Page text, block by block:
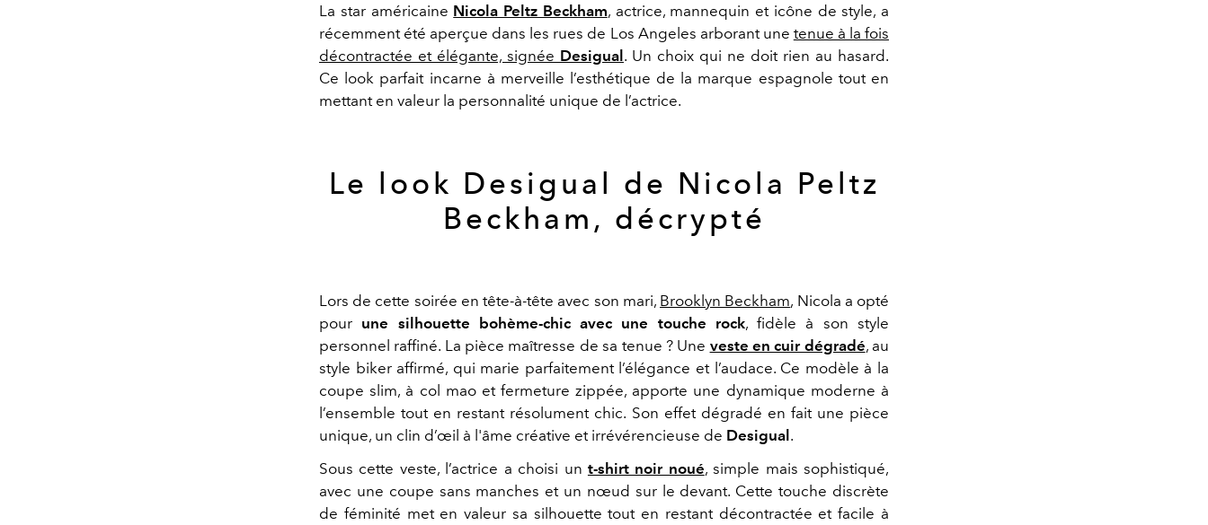
La star américaine Nicola Peltz Beckham, actrice, mannequin et icône de style, a
récemment été aperçue dans les rues de Los Angeles arborant une tenue à la fois
décontractée et élégante, signée Desigual. Un choix qui ne doit rien au hasard.
Ce look parfait incarne à merveille l’esthétique de la marque espagnole tout en
mettant en valeur la personnalité unique de l’actrice.
Le look Desigual de Nicola Peltz
Beckham, décrypté
Lors de cette soirée en tête-à-tête avec son mari, Brooklyn Beckham, Nicola a opté
pour une silhouette bohème-chic avec une touche rock, fidèle à son style
personnel raffiné. La pièce maîtresse de sa tenue ? Une veste en cuir dégradé, au
style biker affirmé, qui marie parfaitement l’élégance et l’audace. Ce modèle à la
coupe slim, à col mao et fermeture zippée, apporte une dynamique moderne à
l’ensemble tout en restant résolument chic. Son effet dégradé en fait une pièce
unique, un clin d’œil à l'âme créative et irrévérencieuse de Desigual.
Sous cette veste, l’actrice a choisi un t-shirt noir noué, simple mais sophistiqué,
avec une coupe sans manches et un nœud sur le devant. Cette touche discrète
de féminité met en valeur sa silhouette tout en restant décontractée et facile à